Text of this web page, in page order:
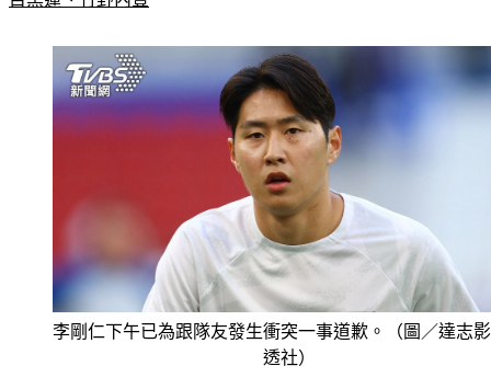
李剛仁下午已為跟隊友發生衝突一事道歉。（圖／達志
透社）